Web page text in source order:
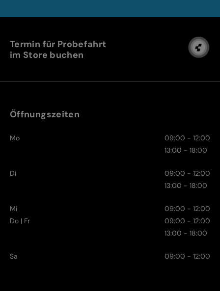
Termin für Probefahrt
im Store buchen
Öffnungszeiten
Mo
09:00 - 12:00
13:00 - 18:00
Di
09:00 - 12:00
13:00 - 18:00
Mi
09:00 - 12:00
Do | Fr
09:00 - 12:00
13:00 - 18:00
Sa 09:00 - 12:00